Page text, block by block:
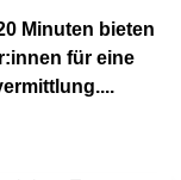
Minuten bieten
für eine